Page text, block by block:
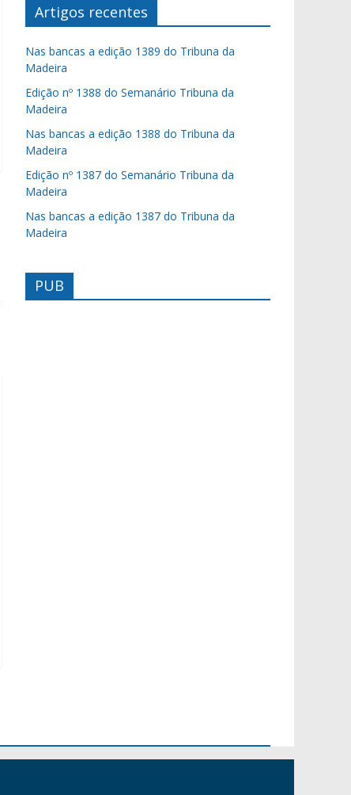
Artigos recentes
Nas bancas a edição 1389 do Tribuna da
Madeira
Edição nº 1388 do Semanário Tribuna da
Madeira
Nas bancas a edição 1388 do Tribuna da
Madeira
Edição nº 1387 do Semanário Tribuna da
Madeira
Nas bancas a edição 1387 do Tribuna da
Madeira
PUB